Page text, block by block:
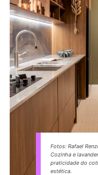
Fotos: Rafael
Cozinha e
praticidade do
estética.